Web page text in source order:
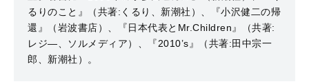
るりのこと』（共著:くるり、新潮社）、『小沢健二の帰
還』（岩波書店）、『日本代表とMr.Children』（共著:
レジ―、ソルメディア）、『2010’s』（共著:田中宗一
郎、新潮社）。